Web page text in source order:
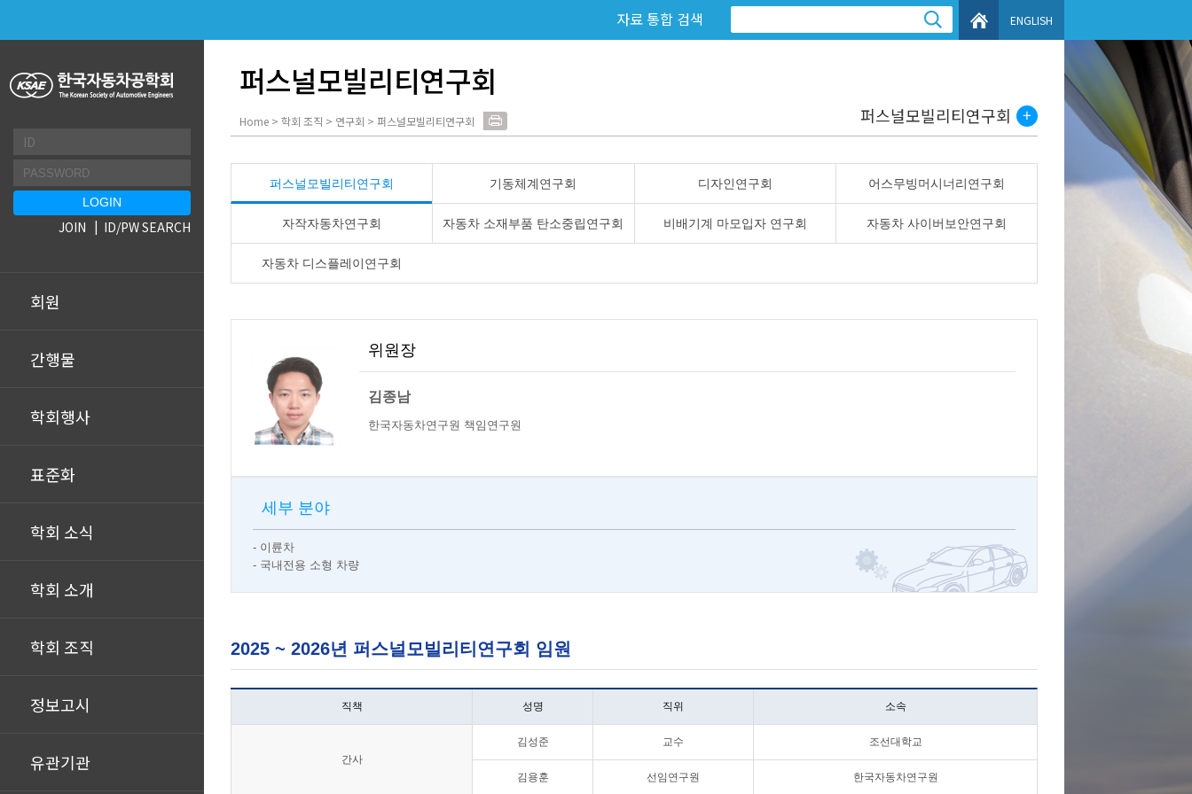
회원
간행물
학회행사
표준화
학회 소식
학회 소개
학회 조직
정보고시
유관기관
JOIN ID/PW SEARCH
자료 통합 검색 ENGLISH
퍼스널모빌리티연구회
Home > 학회 조직 > 연구회 > 퍼스널모빌리티연구회 퍼스널모빌리티연구회
퍼스널모빌리티연구회 기동체계연구회 디자인연구회 어스무빙머시너리연구회
자작자동차연구회 자동차 소재부품 탄소중립연구회 비배기계 마모입자 연구회 자동차 사이버보안연구회
자동차 디스플레이연구회
세부 분야
- 이륜차
- 국내전용 소형 차량
위원장
김종남
한국자동차연구원 책임연구원
2025 ~ 2026년 퍼스널모빌리티연구회 임원
직책 성명 직위 소속
간사
김성준 교수 조선대학교
김용훈 선임연구원 한국자동차연구원